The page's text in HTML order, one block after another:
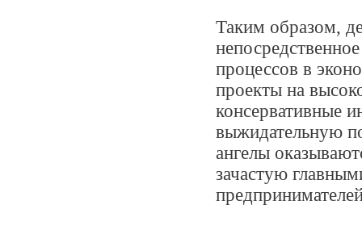
Таким образом,
процессов в
проекты на
консервативные
выжидательную
ангелы
зачастую